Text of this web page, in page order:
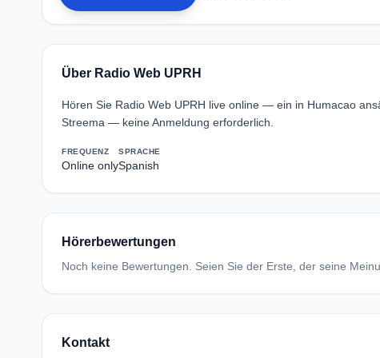
Über Radio Web UPRH
Hören Sie Radio Web UPRH live online — ein in Humacao
Streema — keine Anmeldung erforderlich.
FREQUENZ
Online only
SPRACHE
Spanish
Hörerbewertungen
Noch keine Bewertungen. Seien Sie der Erste, der seine
Kontakt